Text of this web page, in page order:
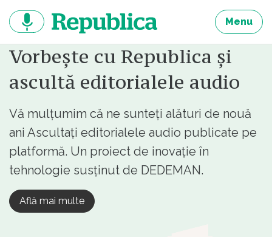
continut
Menu
Vorbește cu Republica și
ascultă editorialele audio
Vă mulțumim că ne sunteți alături de nouă
ani Ascultați editorialele audio publicate pe
platformă. Un proiect de inovație în
tehnologie susținut de DEDEMAN.
Află mai multe